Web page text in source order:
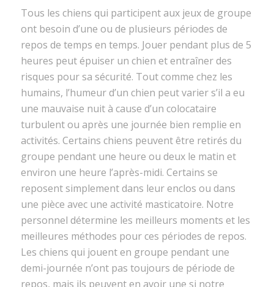
Tous les chiens qui participent aux jeux de groupe
ont besoin d’une ou de plusieurs périodes de
repos de temps en temps. Jouer pendant plus de 5
heures peut épuiser un chien et entraîner des
risques pour sa sécurité. Tout comme chez les
humains, l’humeur d’un chien peut varier s’il a eu
une mauvaise nuit à cause d’un colocataire
turbulent ou après une journée bien remplie en
activités. Certains chiens peuvent être retirés du
groupe pendant une heure ou deux le matin et
environ une heure l’après-midi. Certains se
reposent simplement dans leur enclos ou dans
une pièce avec une activité masticatoire. Notre
personnel détermine les meilleurs moments et les
meilleures méthodes pour ces périodes de repos.
Les chiens qui jouent en groupe pendant une
demi-journée n’ont pas toujours de période de
repos, mais ils peuvent en avoir une si notre